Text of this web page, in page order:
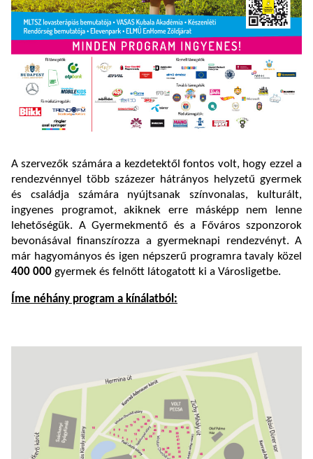
A szervezők számára a kezdetektől fontos volt, hogy ezzel a
rendezvénnyel több százezer hátrányos helyzetű gyermek
és családja számára nyújtsanak színvonalas, kulturált,
ingyenes programot, akiknek erre másképp nem lenne
lehetőségük. A Gyermekmentő és a Főváros szponzorok
bevonásával finanszírozza a gyermeknapi rendezvényt. A
már hagyományos és igen népszerű programra tavaly közel
400 000 gyermek és felnőtt látogatott ki a Városligetbe.
Íme néhány program a kínálatból: